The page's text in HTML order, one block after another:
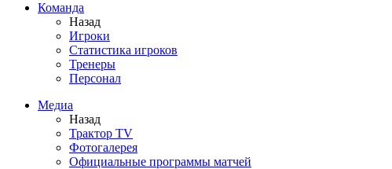
Команда
Назад
Игроки
Статистика игроков
Тренеры
Персонал
Медиа
Назад
Трактор TV
Фотогалерея
Официальные программы матчей